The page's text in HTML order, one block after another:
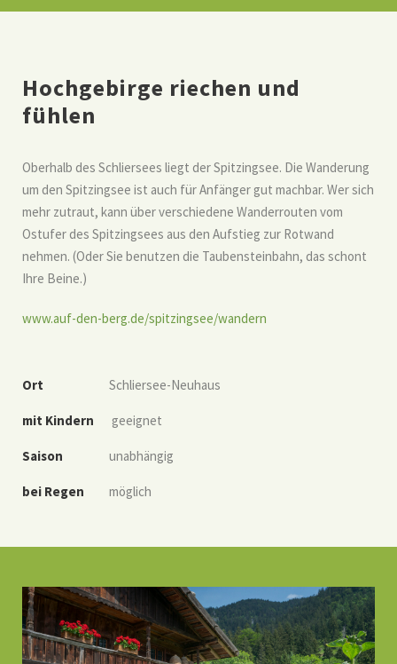
Hochgebirge riechen und
fühlen
Oberhalb des Schliersees liegt der Spitzingsee. Die Wanderung
um den Spitzingsee ist auch für Anfänger gut machbar. Wer sich
mehr zutraut, kann über verschiedene Wanderrouten vom
Ostufer des Spitzingsees aus den Aufstieg zur Rotwand
nehmen. (Oder Sie benutzen die Taubensteinbahn, das schont
Ihre Beine.)
www.auf-den-berg.de/spitzingsee/wandern
Ort Schliersee-Neuhaus
mit Kindern geeignet
Saison unabhängig
bei Regen möglich